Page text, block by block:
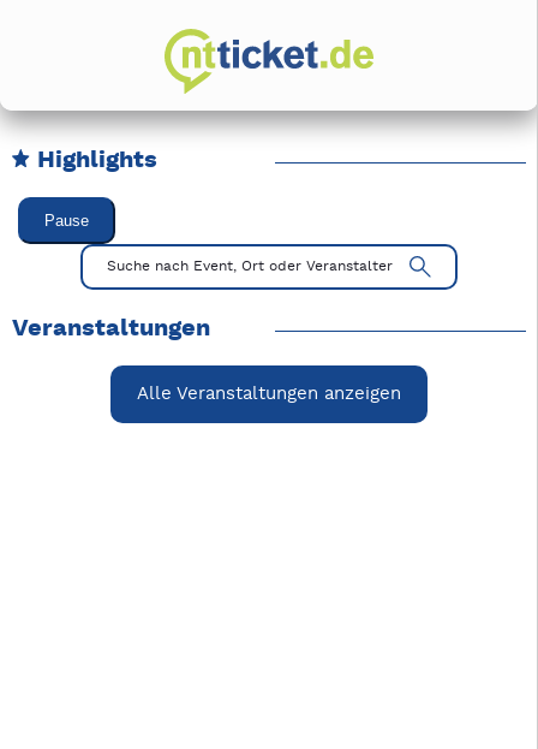
Highlights
Karussell Veranstaltungen überspringen
Pause
Mit Tab zu den Steuerelementen wechseln. Mit Pfeiltasten
Suche nach Event, Ort oder Veranstalter
Veranstaltungen
Alle Veranstaltungen anzeigen